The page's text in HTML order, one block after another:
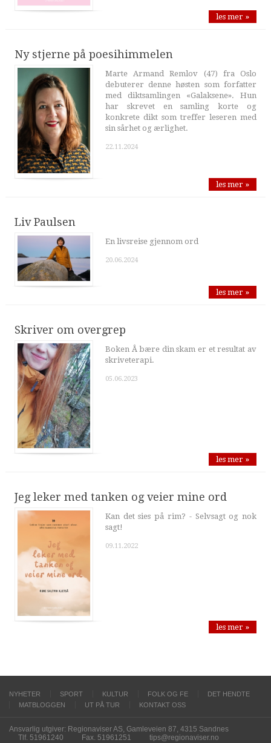
les mer »
Ny stjerne på poesihimmelen
Marte Armand Remlov (47) fra Oslo
debuterer denne høsten som forfatter
med diktsamlingen «Galaksene». Hun
har skrevet en samling korte og
konkrete dikt som treffer leseren med
sin sårhet og ærlighet.
22.11.2024
les mer »
Liv Paulsen
En livsreise gjennom ord
20.06.2024
les mer »
Skriver om overgrep
Boken Å bære din skam er et resultat av
skriveterapi.
05.06.2023
les mer »
Jeg leker med tanken og veier mine ord
Kan det sies på rim? - Selvsagt og nok
sagt!
09.11.2022
les mer »
NYHETER SPORT KULTUR FOLK OG FE
DET HENDTE
MATBLOGGEN
UT PÅ TUR KONTAKT OSS
Ansvarlig utgiver: Regionaviser AS, Gamleveien 87, 4315 Sandnes
Tlf. 51961240
Fax. 51961251 tips@regionaviser.no